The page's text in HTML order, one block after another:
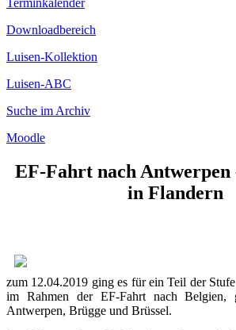
Terminkalender
Downloadbereich
Luisen-Kollektion
Luisen-ABC
Suche im Archiv
Moodle
EF-Fahrt nach Antwerpen
in Flandern
zum 12.04.2019 ging es für ein Teil der
im Rahmen der EF-Fahrt nach Belgien,
Antwerpen, Brügge und Brüssel.